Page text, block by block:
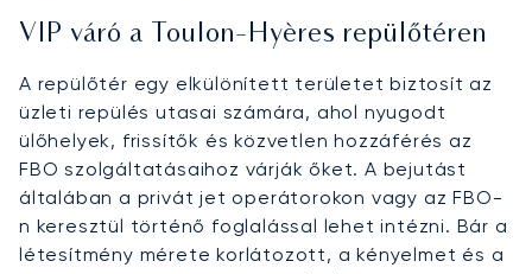
VIP váró a Toulon-Hyères repülőtéren
A repülőtér egy elkülönített területet biztosít az
üzleti repülés utasai számára, ahol nyugodt
ülőhelyek, frissítők és közvetlen hozzáférés az
FBO szolgáltatásaihoz várják őket. A bejutást
általában a privát jet operátorokon vagy az FBO-
n keresztül történő foglalással lehet intézni. Bár a
létesítmény mérete korlátozott, a kényelmet és a